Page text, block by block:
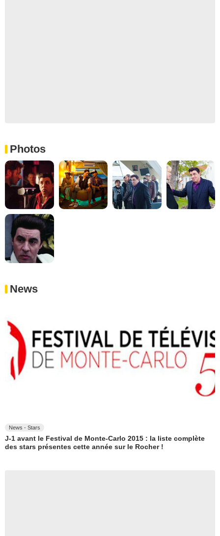
Photos
News
News - Stars
J-1 avant le Festival de Monte-Carlo 2015 : la liste complète
des stars présentes cette année sur le Rocher !